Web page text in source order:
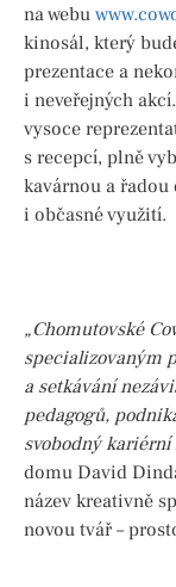
na webu
kinosál, který
prezentace a
i neveřejných
vysoce
s recepcí, plně
kavárnou a řadou
i občasné využití.
„Chomutovské
specializovaným
a setkávání
pedagogů,
svobodný kariérní
domu David
název kreativně
novou tvář –